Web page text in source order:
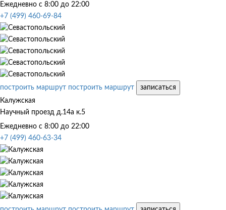
Ежедневно с 8:00 до 22:00
+7 (499) 460-69-84
построить маршрут построить маршрут
записаться
Калужская
Научный проезд д.14а к.5
Ежедневно с 8:00 до 22:00
+7 (499) 460-63-34